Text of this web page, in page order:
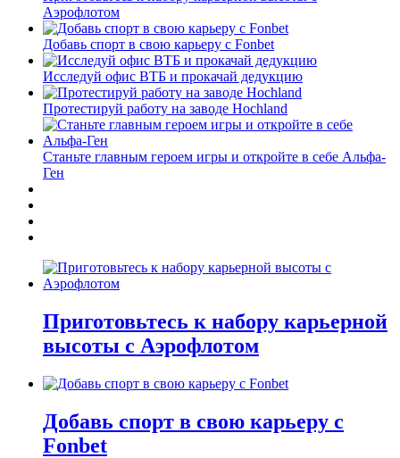
Аэрофлотом
Добавь спорт в свою карьеру с Fonbet
Исследуй офис ВТБ и прокачай дедукцию
Протестируй работу на заводе Hochland
Станьте главным героем игры и откройте в себе Альфа-
Ген
Приготовьтесь к набору карьерной
высоты с Аэрофлотом
Добавь спорт в свою карьеру с
Fonbet